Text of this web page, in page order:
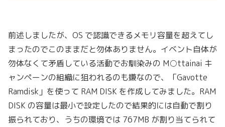
前述しましたが、OS で認識できるメモリ容量を超えてし
まったのでこのままだと勿体ありません。イベント自体が
勿体なくて矛盾している活動でお馴染みの M○ttainai キ
ャンペーンの組織に狙われるのも嫌なので、「Gavotte
Ramdisk」を使って RAM DISK を作成してみました。RAM
DISK の容量は最小で設定したので結果的には自動で割り
振られており、うちの環境では 767MB が割り当てられて